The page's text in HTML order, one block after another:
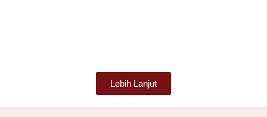
Lebih Lanjut